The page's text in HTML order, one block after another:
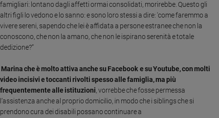
Cultura
spettacoli
Sanremo
Cinema,
Tv
e
streaming
Libri
famigliari: lontano dagli affetti ormai consolidati, morirebbe. Questo gli
altri figli lo vedono e lo sanno: e sono loro stessi a dire: 'come faremmo a
vivere sereni, sapendo che lei è affidata a persone estranee che non la
conoscono, che non la amano, che non le ispirano serenità e totale
dedizione?”
Marina che è molto attiva anche su Facebook e su Youtube, con molti
video incisivi e toccanti rivolti spesso alle famiglia, ma più
frequentemente alle istituzioni, vorrebbe che fosse permessa
l’assistenza anche al proprio domicilio, in modo che i siblings che si
prendono cura dei disabili possano continuare a